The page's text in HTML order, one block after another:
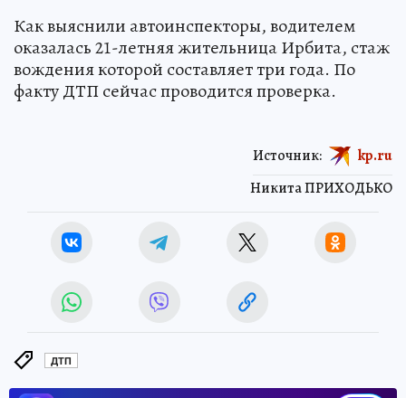
Как выяснили автоинспекторы, водителем
оказалась 21-летняя жительница Ирбита, стаж
вождения которой составляет три года. По
факту ДТП сейчас проводится проверка.
Никита ПРИХОДЬКО
Источник: kp.ru
ДТП